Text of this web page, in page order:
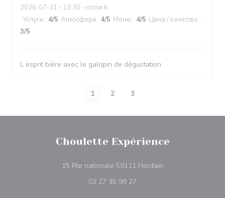
2026-07-31 - 13:30 - гости 6
Услуги : 4/5 Атмосфера : 4/5 Меню : 4/5 Цена / качество :
3/5
L esprit bière avec le galopin de dégustation
1 2 3
Choulette Expérience
15 Rte nationale 59111 Hordain
03 27 35 99 27